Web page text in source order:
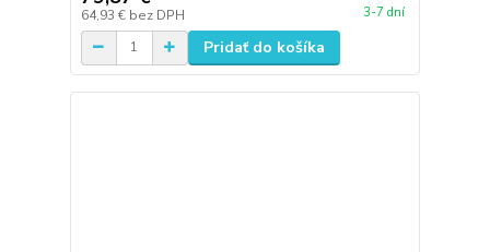
64,93 € bez DPH 3-7 dní
Pridať do košíka